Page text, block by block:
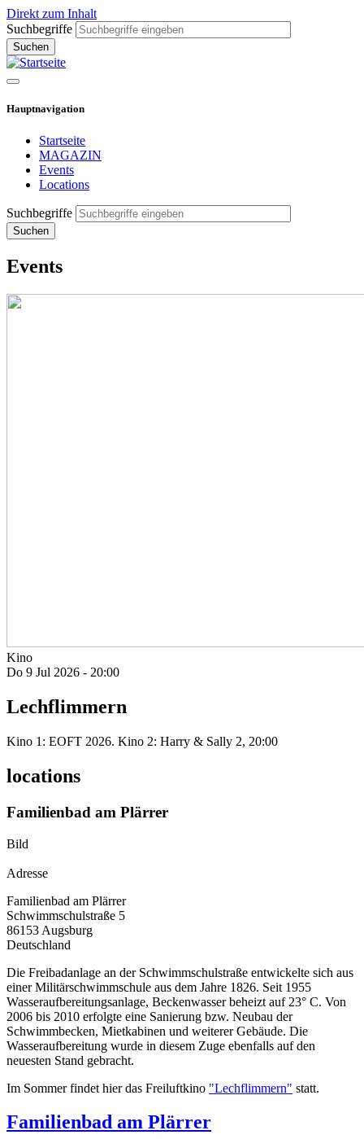
Direkt zum Inhalt
Suchbegriffe
Hauptnavigation
Startseite
MAGAZIN
Events
Locations
Suchbegriffe
Events
Kino
Do 9 Jul 2026 - 20:00
Lechflimmern
Kino 1: EOFT 2026. Kino 2: Harry & Sally 2, 20:00
locations
Familienbad am Plärrer
Bild
Adresse
Familienbad am Plärrer
Schwimmschulstraße 5
86153 Augsburg
Deutschland
Die Freibadanlage an der Schwimmschulstraße entwickelte sich aus
einer Militärschwimmschule aus dem Jahre 1826. Seit 1955
Wasseraufbereitungsanlage, Beckenwasser beheizt auf 23° C. Von
2006 bis 2010 erfolgte eine Sanierung bzw. Neubau der
Schwimmbecken, Mietkabinen und weiterer Gebäude. Die
Wasseraufbereitung wurde in diesem Zuge ebenfalls auf den
neuesten Stand gebracht.
Im Sommer findet hier das Freiluftkino "Lechflimmern" statt.
Familienbad am Plärrer